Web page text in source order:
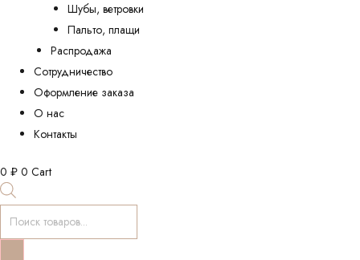
Шубы, ветровки
Пальто, плащи
Распродажа
Сотрудничество
Оформление заказа
О нас
Контакты
0 ₽ 0 Cart
Поиск
товаров